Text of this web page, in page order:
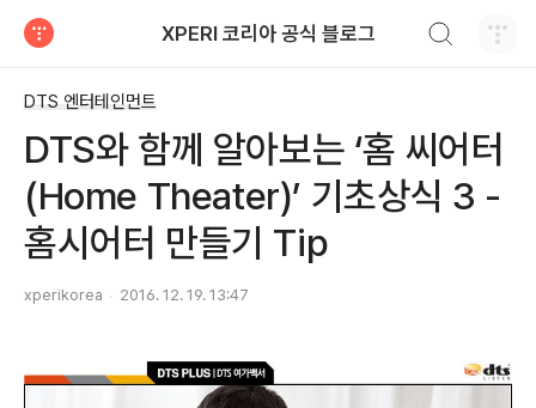
XPERI 코리아 공식 블로그
DTS 엔터테인먼트
DTS와 함께 알아보는 ‘홈 씨어터
(Home Theater)’ 기초상식 3 -
홈시어터 만들기 Tip
xperikorea 2016. 12. 19. 13:47